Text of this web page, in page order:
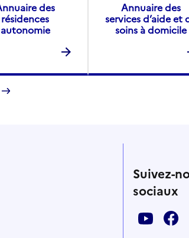
des
résidences
autonomie
Annuaire des
services d’aide et
soins à domicile
Suivez-
sociaux